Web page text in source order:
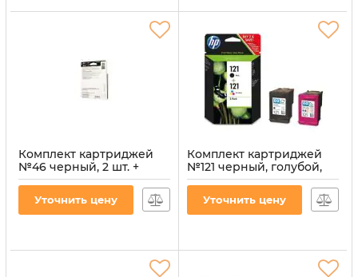
Комплект картриджей
№46 черный, 2 шт. +
картридж №46 цветной
CI-HP-F6T40AE-2B-1C
Уточнить цену
Комплект картриджей
№121 черный, голубой,
пурпурный, желтый HP
CI-HP-CN637HE-B-CMY
Уточнить цену